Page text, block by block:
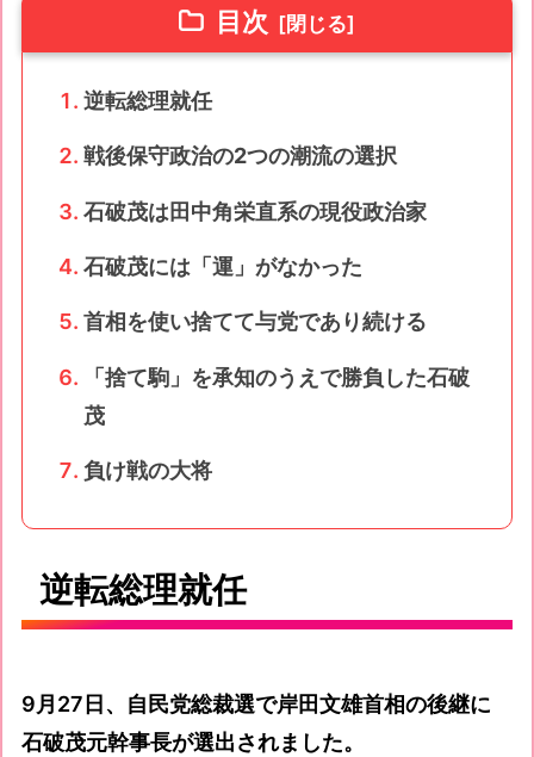
目次
逆転総理就任
戦後保守政治の2つの潮流の選択
石破茂は田中角栄直系の現役政治家
石破茂には「運」がなかった
首相を使い捨てて与党であり続ける
「捨て駒」を承知のうえで勝負した石破
茂
負け戦の大将
逆転総理就任
9月27日、自民党総裁選で岸田文雄首相の後継に
石破茂元幹事長が選出されました。